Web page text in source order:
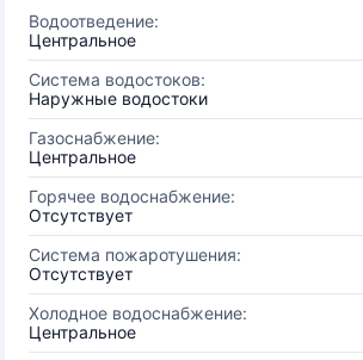
Водоотведение:
Центральное
Система водостоков:
Наружные водостоки
Газоснабжение:
Центральное
Горячее водоснабжение:
Отсутствует
Система пожаротушения:
Отсутствует
Холодное водоснабжение:
Центральное